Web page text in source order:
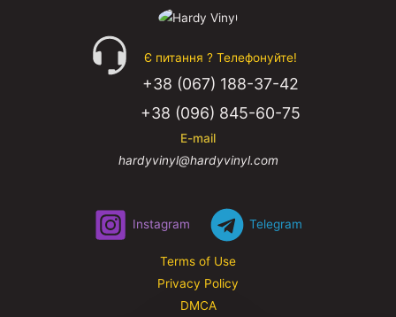
Є питання ? Телефонуйте!
+38 (067) 188-37-42
+38 (096) 845-60-75
E-mail
hardyvinyl@hardyvinyl.com
Instagram Telegram
Terms of Use
Privacy Policy
DMCA